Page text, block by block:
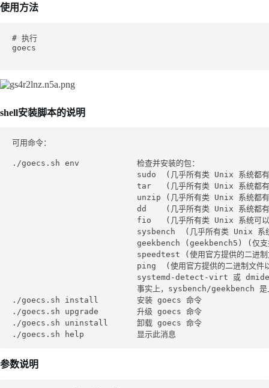
使用方法
# 执行
goecs
shell安装脚本的说明
可用命令：
./goecs.sh env            检查并安装的包：
sudo  (几乎所有类 Unix 系统都
tar   (几乎所有类 Unix 系统都
unzip (几乎所有类 Unix 系统都
dd    (几乎所有类 Unix 系统都
fio   (几乎所有类 Unix 系统可以
sysbench  (几乎所有类 Unix 系统
geekbench (geekbench5) (仅支持
speedtest (使用官方提供的二进制
ping  (使用官方提供的二进制文件以
systemd-detect-virt 或
事实上，sysbench/geekbench 是上
./goecs.sh install        安装 goecs 命令
./goecs.sh upgrade        升级 goecs 命令
./goecs.sh uninstall      卸载 goecs 命令
参数说明